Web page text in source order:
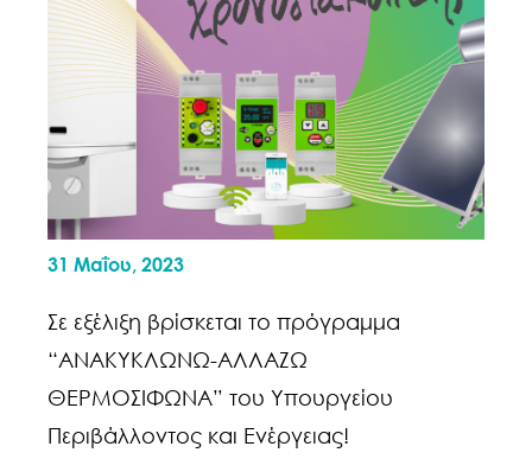
31 Μαΐου, 2023
Σε εξέλιξη βρίσκεται το πρόγραμμα
“ΑΝΑΚΥΚΛΩΝΩ-ΑΛΛΑΖΩ
ΘΕΡΜΟΣΙΦΩΝΑ” του Υπουργείου
Περιβάλλοντος και Ενέργειας!